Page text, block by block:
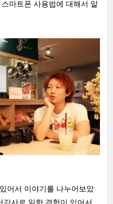
마트폰 사용법에 대해서 알
어서 이야기를 나누어보았